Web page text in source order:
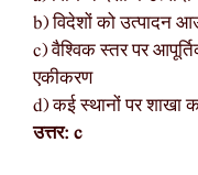
b) विदेशों को उत्पादन
c) वैश्विक स्तर पर
एकीकरण
d) कई स्थानों पर शाखा
उत्तर: c